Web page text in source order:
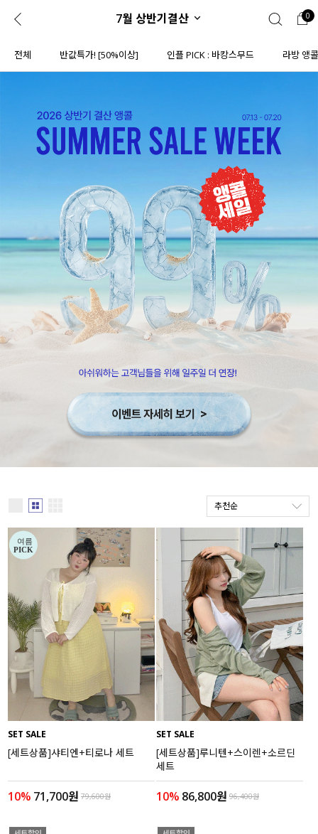
로그인 0
ENG
JP
콘텐츠 리뷰 & 혜택 회원혜택
CATEGORY COMMUNITY
인플루언서 pick!
신상 5%
MADE
세트할인 ~30%
티셔츠
팬츠
원피스
니트
액티브
아우터
스커트
언더웨어/파자마
코디템
FIT ZOOM
ALL
익스클루시브
아우터
티셔츠
니트
원피스
팬츠
스커트
ACC
7월 상반기결산 0
전체 반값특가! [50%이상] 인플 PICK : 바캉스무드 라방 앵
추천순
SET SALE
[세트상품]샤티엔+티로나 세트
10% 71,700원 79,600원
SET SALE
[세트상품]루니텐+스이렌+소르딘
세트
10% 86,800원 96,400원